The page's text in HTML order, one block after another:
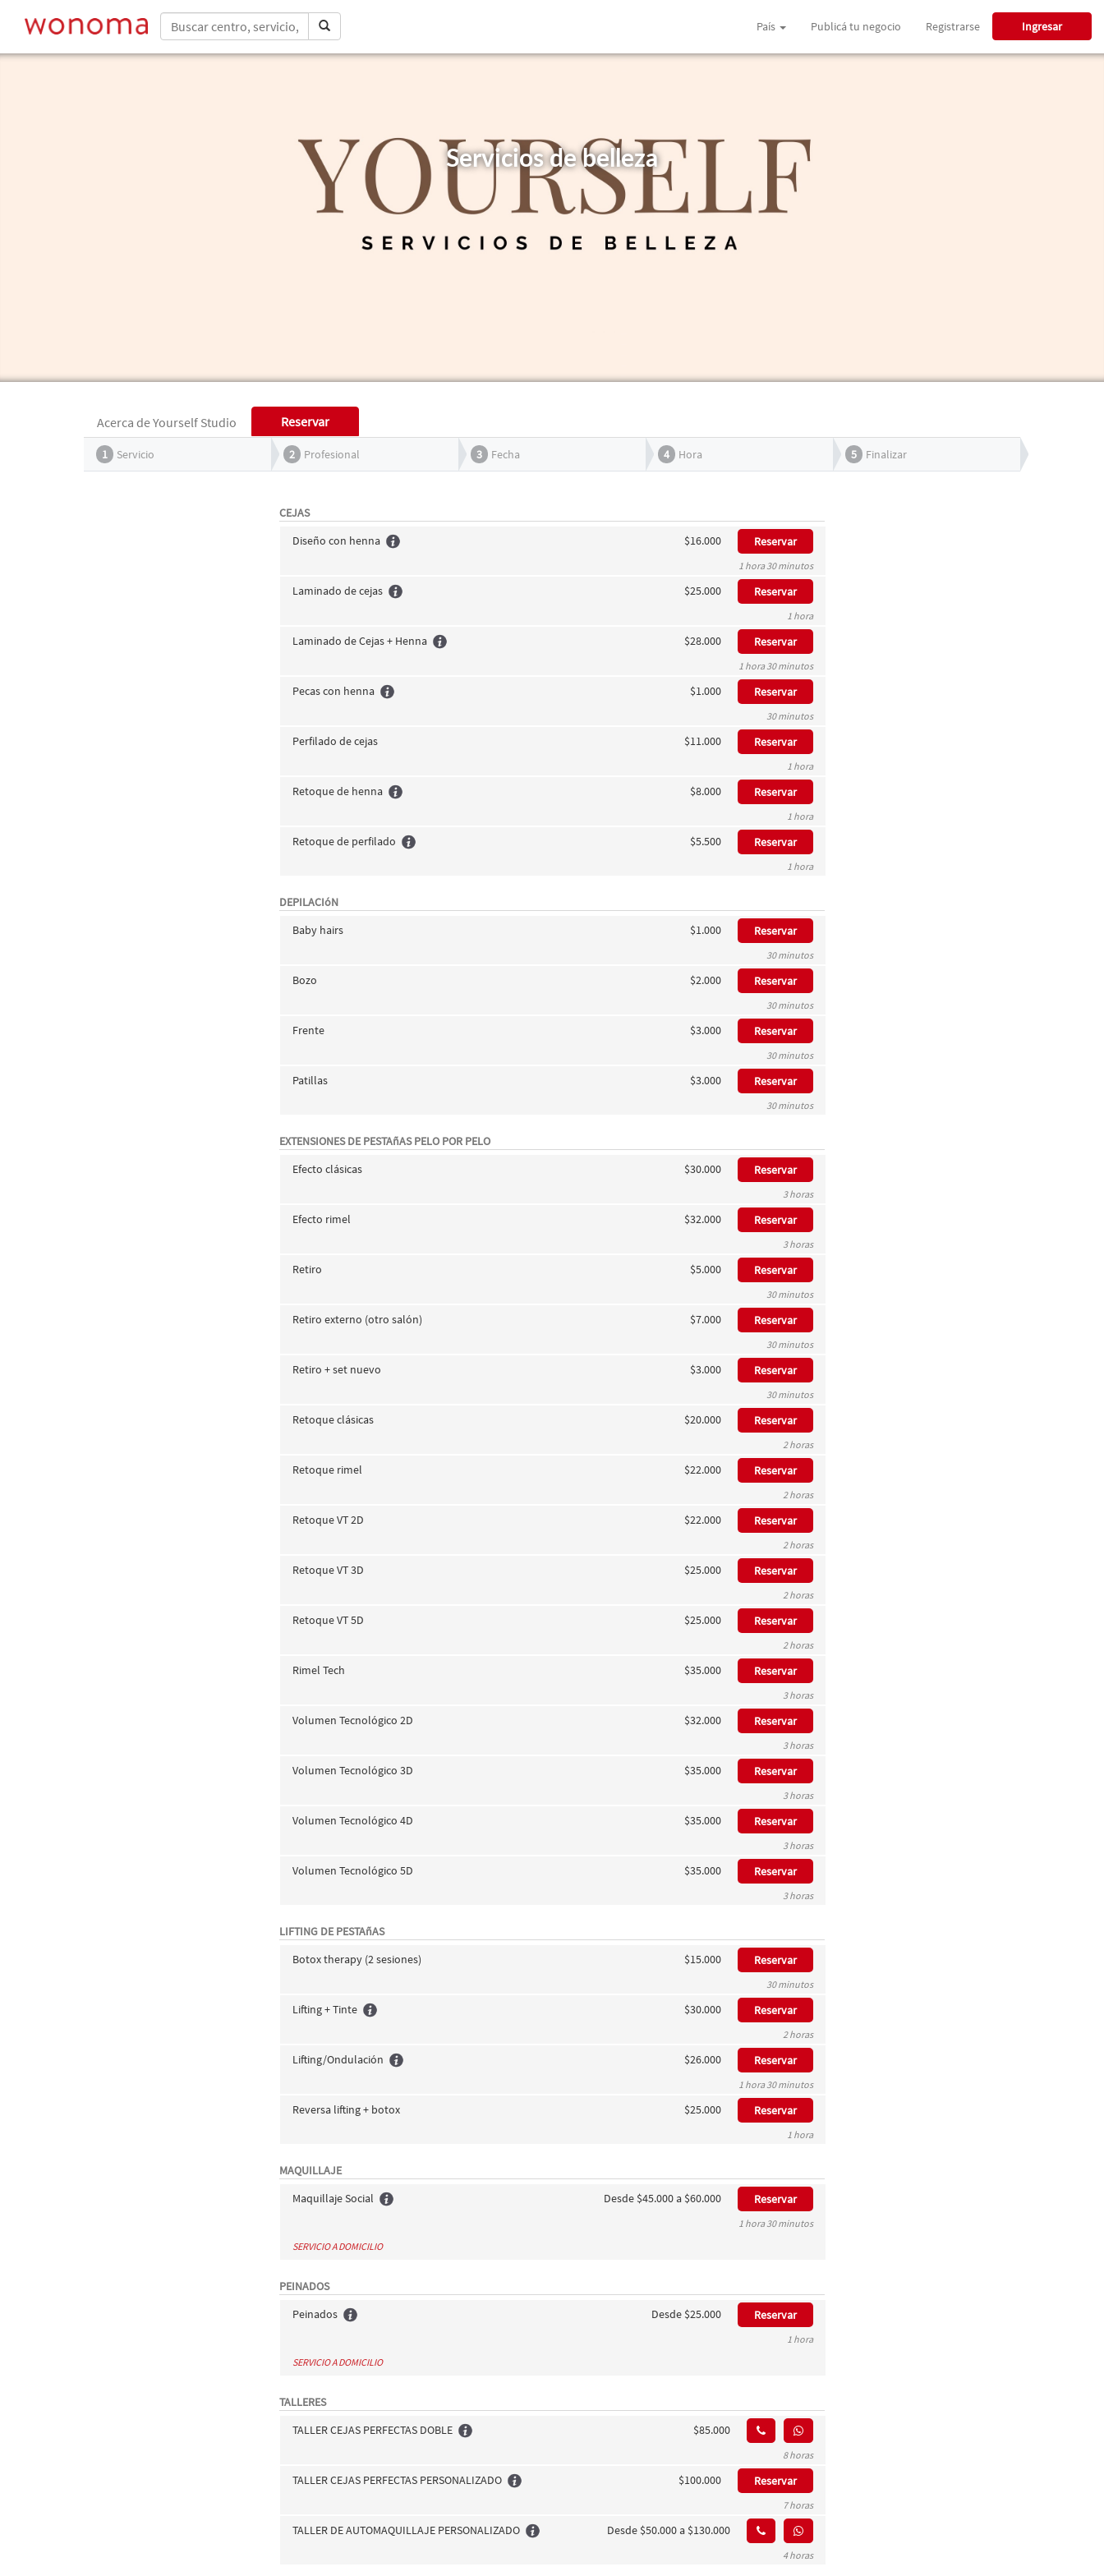
País Publicá tu negocio Registrarse Ingresar
Servicios de belleza
Acerca de Yourself Studio Reservar
1 Servicio 2 Profesional 3 Fecha 4 Hora 5 Finalizar
CEJAS
Diseño con henna
$16.000 Reservar
1 hora 30 minutos
Laminado de cejas $25.000 Reservar
1 hora
Laminado de Cejas + Henna $28.000 Reservar
1 hora 30 minutos
Pecas con henna $1.000 Reservar
30 minutos
Perfilado de cejas $11.000 Reservar
1 hora
Retoque de henna $8.000 Reservar
1 hora
Retoque de perfilado $5.500 Reservar
1 hora
DEPILACIóN
Baby hairs
$1.000 Reservar
30 minutos
Bozo $2.000 Reservar
30 minutos
Frente $3.000 Reservar
30 minutos
Patillas $3.000 Reservar
30 minutos
EXTENSIONES DE PESTAñAS PELO POR PELO
Efecto clásicas
$30.000 Reservar
3 horas
Efecto rimel $32.000 Reservar
3 horas
Retiro $5.000 Reservar
30 minutos
Retiro externo (otro salón) $7.000 Reservar
30 minutos
Retiro + set nuevo $3.000 Reservar
30 minutos
Retoque clásicas $20.000 Reservar
2 horas
Retoque rimel $22.000 Reservar
2 horas
Retoque VT 2D $22.000 Reservar
2 horas
Retoque VT 3D $25.000 Reservar
2 horas
Retoque VT 5D $25.000 Reservar
2 horas
Rimel Tech $35.000 Reservar
3 horas
Volumen Tecnológico 2D $32.000 Reservar
3 horas
Volumen Tecnológico 3D $35.000 Reservar
3 horas
Volumen Tecnológico 4D $35.000 Reservar
3 horas
Volumen Tecnológico 5D $35.000 Reservar
3 horas
LIFTING DE PESTAñAS
Botox therapy (2 sesiones)
$15.000 Reservar
30 minutos
Lifting + Tinte $30.000 Reservar
2 horas
Lifting/Ondulación $26.000 Reservar
1 hora 30 minutos
Reversa lifting + botox $25.000 Reservar
1 hora
MAQUILLAJE
Maquillaje Social
Desde $45.000 a $60.000 Reservar
1 hora 30 minutos
SERVICIO A DOMICILIO
PEINADOS
Peinados
Desde $25.000 Reservar
1 hora
SERVICIO A DOMICILIO
TALLERES
TALLER CEJAS PERFECTAS DOBLE
$85.000
8 horas
TALLER CEJAS PERFECTAS PERSONALIZADO $100.000 Reservar
7 horas
TALLER DE AUTOMAQUILLAJE PERSONALIZADO Desde $50.000 a $130.000
4 horas